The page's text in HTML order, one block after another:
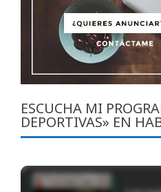
ESCUCHA MI
DEPORTIVAS» EN